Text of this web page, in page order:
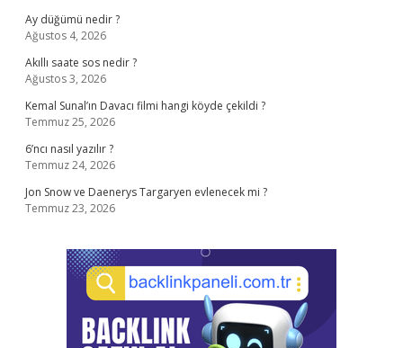
Ay düğümü nedir ?
Ağustos 4, 2026
Akıllı saate sos nedir ?
Ağustos 3, 2026
Kemal Sunal’ın Davacı filmi hangi köyde çekildi ?
Temmuz 25, 2026
6’ncı nasıl yazılır ?
Temmuz 24, 2026
Jon Snow ve Daenerys Targaryen evlenecek mi ?
Temmuz 23, 2026